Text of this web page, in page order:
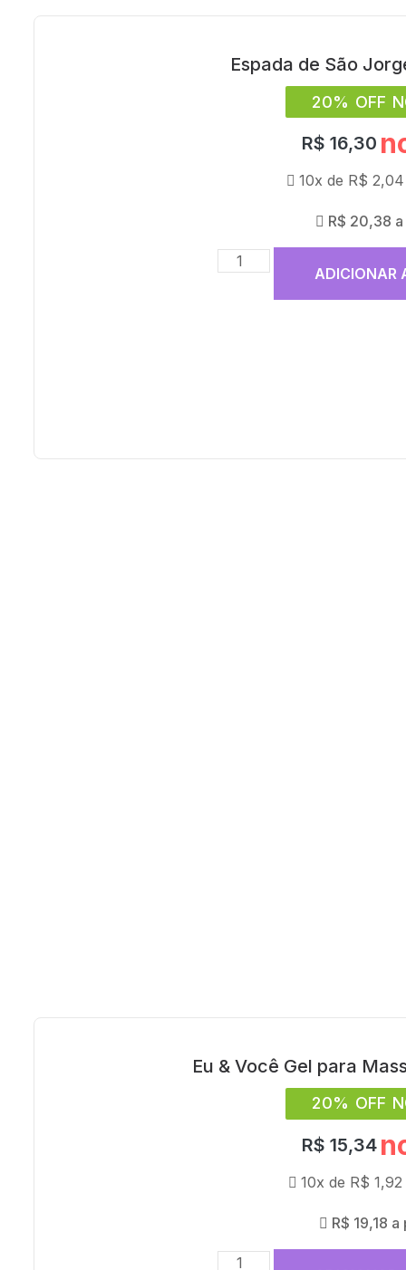
Espada de São
20% OFF
R$ 16,30
10x de R$ 2,04
R$ 20,38
ADICIONAR
Eu & Você Gel para
20% OFF
R$ 15,34
10x de R$ 1,92
R$ 19,18 a